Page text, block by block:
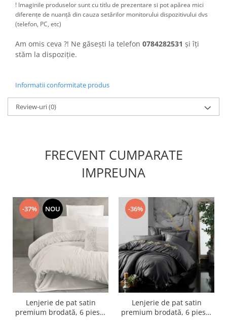
! Imaginile produselor sunt cu titlu de prezentare si pot apărea mici
diferențe de nuanță din cauza setărilor monitorului dispozitivului dvs
(telefon, PC, etc)
Am omis ceva ?! Ne găsești la telefon 0784282531 și îți
stăm la dispoziție.
Informatii conformitate produs
Review-uri(0)
FRECVENT CUMPARATE
IMPREUNA
-37% NOU
Lenjerie de pat satin
premium brodată, 6 piese,
-36%
Lenjerie de pat satin
premium brodată, 6 piese,